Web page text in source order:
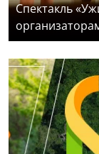
Спектакль